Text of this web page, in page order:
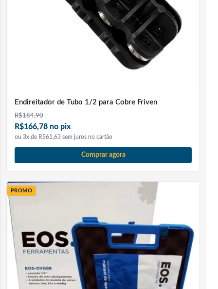
Endireitador de Tubo 1/2 para Cobre Friven
R$184,90
R$166,78 no pix
ou 3x de R$61,63 sem juros no cartão
Comprar agora
PROMO